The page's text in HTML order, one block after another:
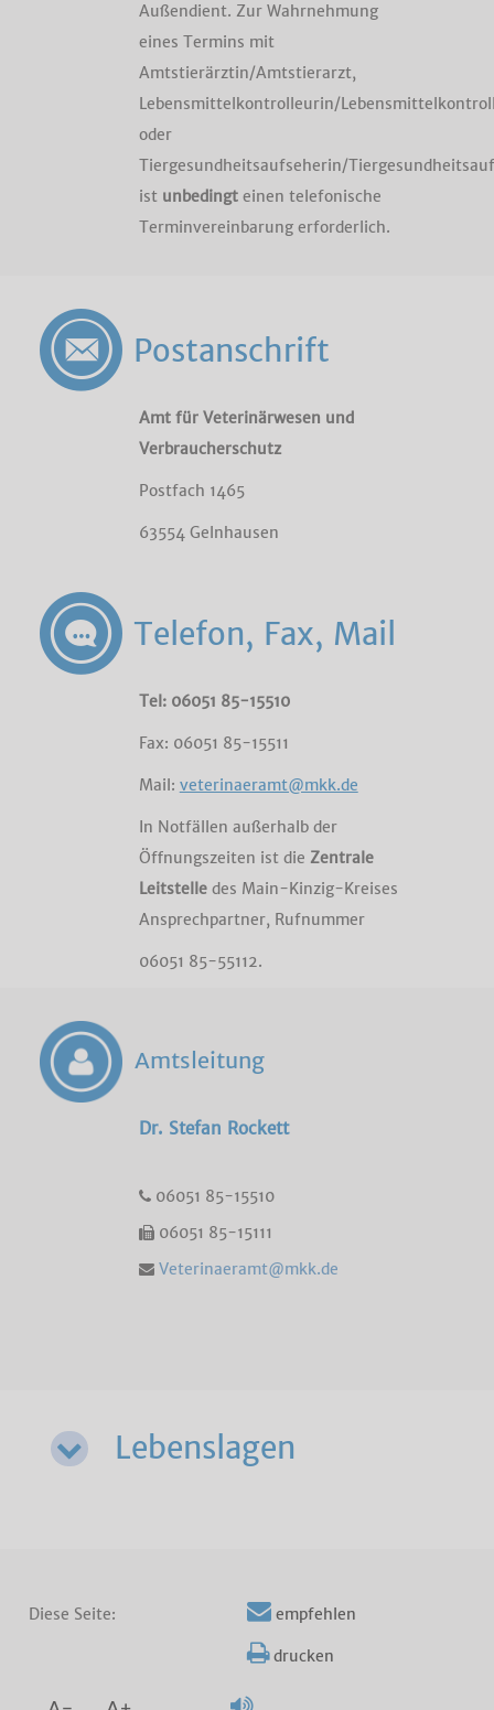
Außendient. Zur Wahrnehmung
eines Termins mit
Amtstierärztin/Amtstierarzt,
Lebensmittelkontrolleurin/
oder
Tiergesundheitsaufseherin/
ist unbedingteinen telefonische
Terminvereinbarung erforderlich.
Postanschrift
Amt für Veterinärwesen und
Verbraucherschutz
Postfach 1465
63554 Gelnhausen
Telefon, Fax, Mail
Tel: 06051 85-15510
Fax: 06051 85-15511
Mail: veterinaeramt@mkk.de
In Notfällen außerhalb der
Öffnungszeiten ist die Zentrale
Leitstelledes Main-Kinzig-Kreises
Ansprechpartner, Rufnummer
06051 85-55112.
Amtsleitung
Dr. Stefan Rockett
06051 85-15510
06051 85-15111
Veterinaeramt@mkk.de
Lebenslagen
Diese Seite: empfehlen
drucken